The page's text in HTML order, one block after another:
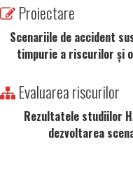
Proiectare
Scenariile de accident
timpurie a riscurilor și
Evaluarea riscurilor
Rezultatele studiilor
dezvoltarea